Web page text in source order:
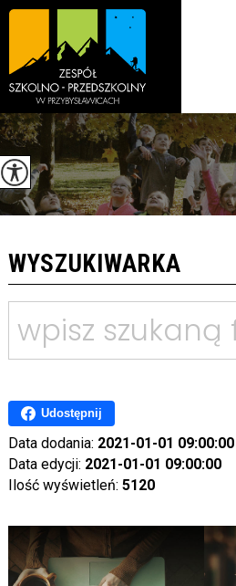
WYSZUKIWARKA
Udostępnij
Data dodania: 2021-01-01 09:00:00
Data edycji: 2021-01-01 09:00:00
Ilość wyświetleń: 5120